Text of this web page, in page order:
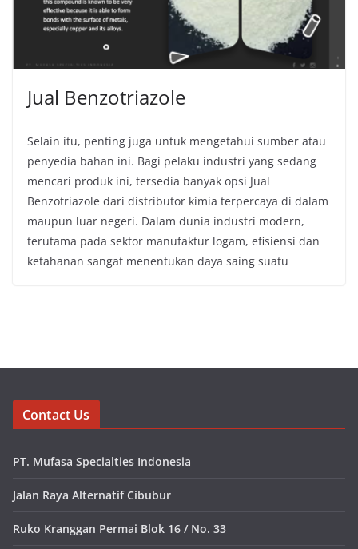
Jual Benzotriazole
Selain itu, penting juga untuk mengetahui sumber atau
penyedia bahan ini. Bagi pelaku industri yang sedang
mencari produk ini, tersedia banyak opsi Jual
Benzotriazole dari distributor kimia terpercaya di dalam
maupun luar negeri. Dalam dunia industri modern,
terutama pada sektor manufaktur logam, efisiensi dan
ketahanan sangat menentukan daya saing suatu
Contact Us
PT. Mufasa Specialties Indonesia
Jalan Raya Alternatif Cibubur
Ruko Kranggan Permai Blok 16 / No. 33